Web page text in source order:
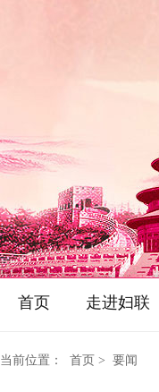
首页 走进妇联
当前位置： 首页 > 要闻